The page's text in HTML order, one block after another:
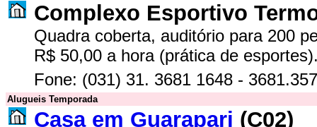
Complexo Esportivo
Quadra coberta, auditório para 200
R$ 50,00 a hora (prática de
Fone: (031) 31. 3681 1648 -
Alugueis Temporada
Casa em Guarapari (C02)